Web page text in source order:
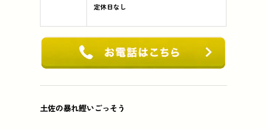
定休日なし
土佐の暴れ鰹いごっそう